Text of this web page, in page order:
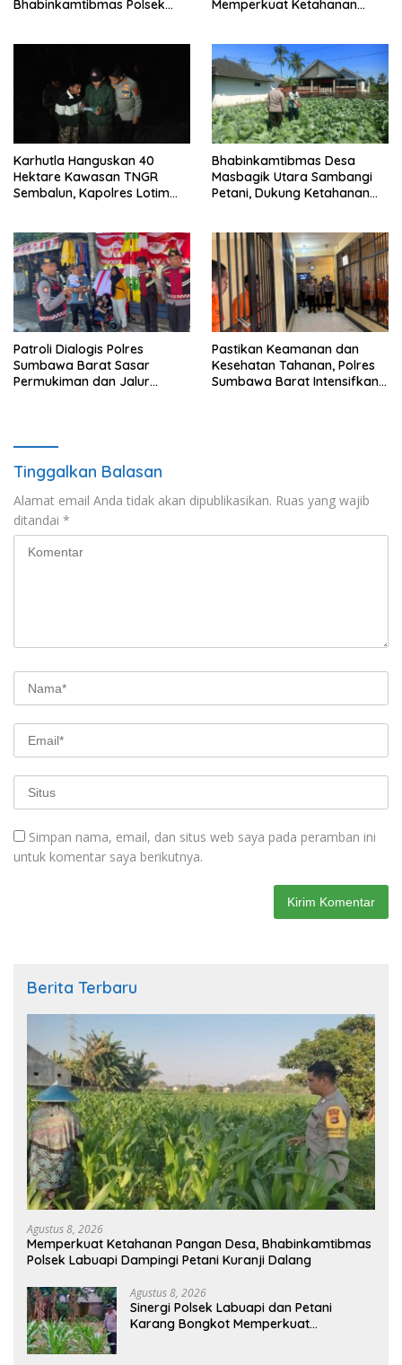
Bhabinkamtibmas Polsek
Memperkuat Ketahanan
Karhutla Hanguskan 40
Hektare Kawasan TNGR
Sembalun, Kapolres Lotim
Bhabinkamtibmas Desa
Masbagik Utara Sambangi
Petani, Dukung Ketahanan
Patroli Dialogis Polres
Sumbawa Barat Sasar
Permukiman dan Jalur
Pastikan Keamanan dan
Kesehatan Tahanan, Polres
Sumbawa Barat Intensifkan
Tinggalkan Balasan
Alamat email Anda tidak akan dipublikasikan. Ruas yang wajib
ditandai *
Simpan nama, email, dan situs web saya pada peramban ini
untuk komentar saya berikutnya.
Berita Terbaru
Agustus 8, 2026
Memperkuat Ketahanan Pangan Desa, Bhabinkamtibmas
Polsek Labuapi Dampingi Petani Kuranji Dalang
Agustus 8, 2026
Sinergi Polsek Labuapi dan Petani
Karang Bongkot Memperkuat